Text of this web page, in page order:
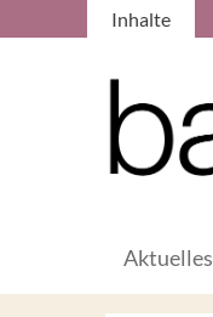
Inhalte
Aktuelles